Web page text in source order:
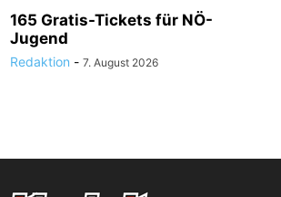
165 Gratis-Tickets für NÖ-
Jugend
Redaktion - 7. August 2026